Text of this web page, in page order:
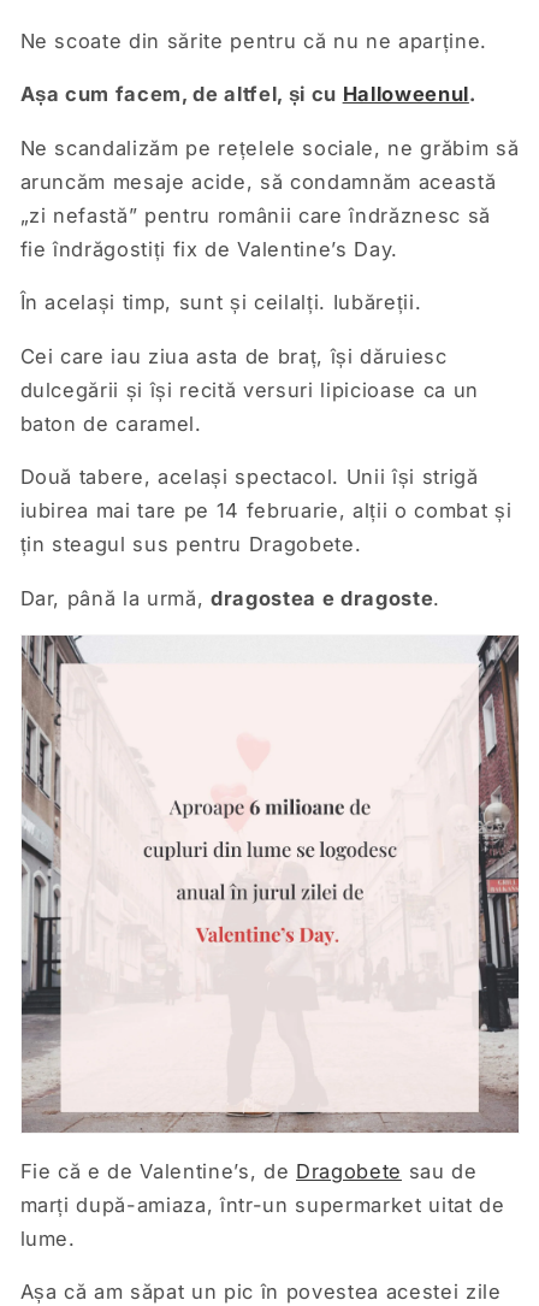
Ne scoate din sărite pentru că nu ne aparține.
Așa cum facem, de altfel, și cu Halloweenul.
Ne scandalizăm pe rețelele sociale, ne grăbim să
aruncăm mesaje acide, să condamnăm această
„zi nefastă” pentru românii care îndrăznesc să
fie îndrăgostiți fix de Valentine’s Day.
În același timp, sunt și ceilalți. Iubăreții.
Cei care iau ziua asta de braț, își dăruiesc
dulcegării și își recită versuri lipicioase ca un
baton de caramel.
Două tabere, același spectacol. Unii își strigă
iubirea mai tare pe 14 februarie, alții o combat și
țin steagul sus pentru Dragobete.
Dar, până la urmă, dragostea e dragoste.
Fie că e de Valentine’s, de Dragobete sau de
marți după-amiaza, într-un supermarket uitat de
lume.
Așa că am săpat un pic în povestea acestei zile